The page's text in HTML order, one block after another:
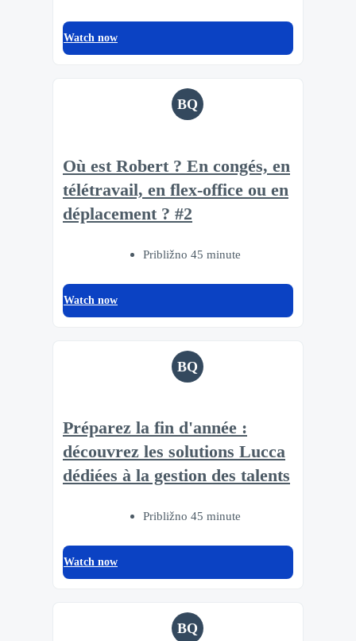
Watch now
BQ
Où est Robert ? En congés, en
télétravail, en flex-office ou en
déplacement ? #2
Približno 45 minute
Watch now
BQ
Préparez la fin d'année :
découvrez les solutions Lucca
dédiées à la gestion des talents
Približno 45 minute
Watch now
BQ